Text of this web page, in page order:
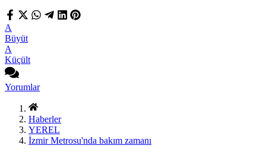
A
Büyüt
A
Küçült
Yorumlar
Haberler
YEREL
İzmir Metrosu'nda bakım zamanı